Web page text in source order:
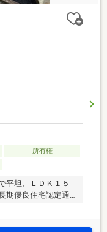
所有権
平坦、ＬＤＫ１５
期優良住宅認定通
、閑静な住宅地、